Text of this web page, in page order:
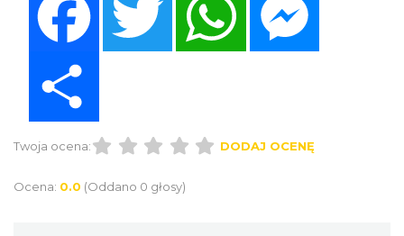
Twoja ocena: DODAJ OCENĘ
Ocena: 0.0 (Oddano 0 głosy)